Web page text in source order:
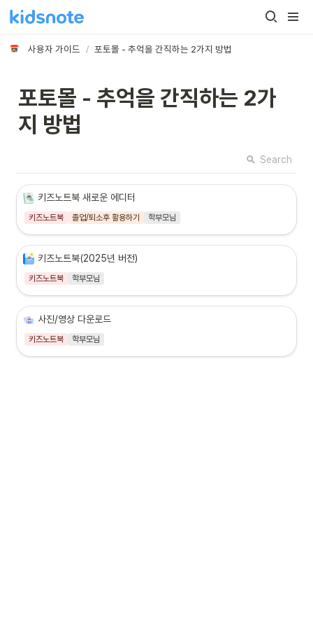
사용자 가이드 / 포토몰 - 추억을 간직하는 2가지 방법
포토몰 - 추억을 간직하는 2가
지 방법
Search
키즈노트북 새로운 에디터
키즈노트북 졸업/퇴소후 활용하기 학부모님
키즈노트북(2025년 버전)
키즈노트북 학부모님
사진/영상 다운로드
키즈노트북 학부모님